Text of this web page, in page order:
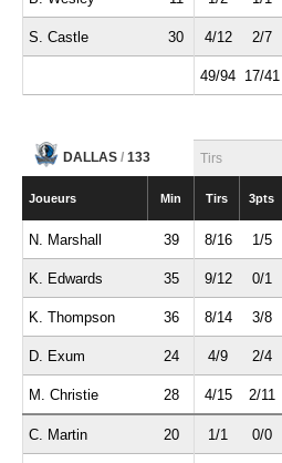
S. Castle 30 4/12 2/7
49/94 17/41
DALLAS / 133 Tirs
Joueurs Min Tirs 3pts
N. Marshall 39 8/16 1/5
K. Edwards 35 9/12 0/1
K. Thompson 36 8/14 3/8
D. Exum 24 4/9 2/4
M. Christie 28 4/15 2/11
C. Martin 20 1/1 0/0